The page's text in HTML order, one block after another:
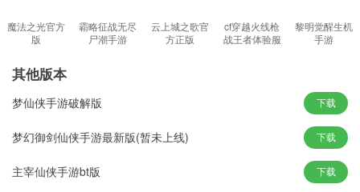
天天战萌仙手机版特色
1、炫酷技能 华丽特效
2、一键登录 轻松游戏
游戏攻略
一、怒气
1、普通攻击(不消耗怒气);当前怒气值<100时，使用普通攻击。
魔法之光官方
版
霸略征战无尽
尸潮手游
云上城之歌官
方正版
cf穿越火线枪
战王者体验服
黎明觉醒生机
手游
其他版本
梦仙侠手游破解版 下载
梦幻御剑仙侠手游最新版(暂未上线) 下载
主宰仙侠手游bt版 下载